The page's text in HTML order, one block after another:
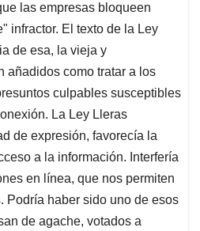
las empresas bloqueen
infractor. El texto de la Ley
de esa, la vieja y
añadidos como tratar a los
culpables susceptibles
La Ley Lleras
de expresión, favorecía la
a la información. Interfería
en línea, que nos permiten
Podría haber sido uno de esos
de agache, votados a